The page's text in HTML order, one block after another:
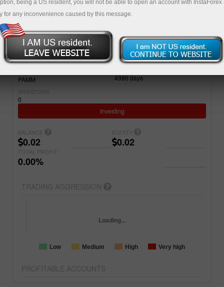
Simple Advanced
ACCOUNT
7243449
PROJECT NAME
New SADADID
PAMM 4986days
0
Investing
0.02 0.02
0.00%
Low Medium High Very high
Loading...
being a US resident, you will not be able to open an account with InstaForex
for any inconvenience caused by this message.